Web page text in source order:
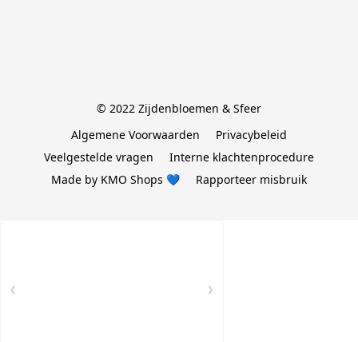
© 2022 Zijdenbloemen & Sfeer
Algemene Voorwaarden
Privacybeleid
Veelgestelde vragen
Interne klachtenprocedure
Made by KMO Shops 💙
Rapporteer misbruik